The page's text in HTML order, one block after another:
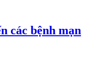
các bệnh mạn